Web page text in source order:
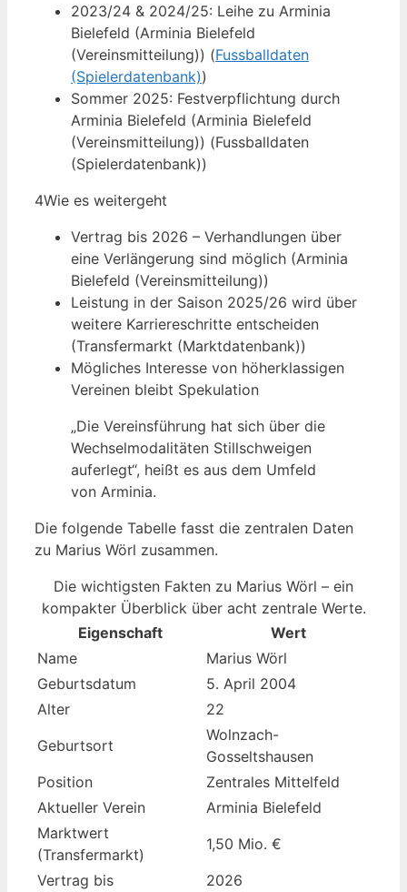
2023/24 & 2024/25: Leihe zu Arminia
Bielefeld (Arminia Bielefeld
(Vereinsmitteilung)) (Fussballdaten
(Spielerdatenbank))
Sommer 2025: Festverpflichtung durch
Arminia Bielefeld (Arminia Bielefeld
(Vereinsmitteilung)) (Fussballdaten
(Spielerdatenbank))
4Wie es weitergeht
Vertrag bis 2026 – Verhandlungen über
eine Verlängerung sind möglich (Arminia
Bielefeld (Vereinsmitteilung))
Leistung in der Saison 2025/26 wird über
weitere Karriereschritte entscheiden
(Transfermarkt (Marktdatenbank))
Mögliches Interesse von höherklassigen
Vereinen bleibt Spekulation
„Die Vereinsführung hat sich über die
Wechselmodalitäten Stillschweigen
auferlegt“, heißt es aus dem Umfeld
von Arminia.
Die folgende Tabelle fasst die zentralen Daten
zu Marius Wörl zusammen.
Die wichtigsten Fakten zu Marius Wörl – ein
kompakter Überblick über acht zentrale Werte.
Eigenschaft
Wert
Name
Marius Wörl
Geburtsdatum
5. April 2004
Alter
22
Geburtsort
Wolnzach-
Gosseltshausen
Position
Zentrales Mittelfeld
Aktueller Verein
Arminia Bielefeld
Marktwert
(Transfermarkt)
1,50 Mio. €
Vertrag bis
2026